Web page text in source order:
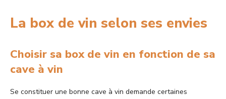
La box de vin selon ses envies
Choisir sa box de vin en fonction de sa
cave à vin
Se constituer une bonne cave à vin demande certaines